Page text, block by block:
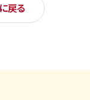
戻る